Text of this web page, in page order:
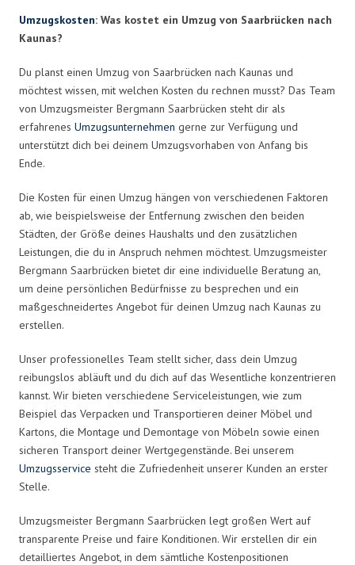
Umzugskosten: Was kostet ein Umzug von Saarbrücken nach
Kaunas?
Du planst einen Umzug von Saarbrücken nach Kaunas und
möchtest wissen, mit welchen Kosten du rechnen musst? Das Team
von Umzugsmeister Bergmann Saarbrücken steht dir als
erfahrenes Umzugsunternehmen gerne zur Verfügung und
unterstützt dich bei deinem Umzugsvorhaben von Anfang bis
Ende.
Die Kosten für einen Umzug hängen von verschiedenen Faktoren
ab, wie beispielsweise der Entfernung zwischen den beiden
Städten, der Größe deines Haushalts und den zusätzlichen
Leistungen, die du in Anspruch nehmen möchtest. Umzugsmeister
Bergmann Saarbrücken bietet dir eine individuelle Beratung an,
um deine persönlichen Bedürfnisse zu besprechen und ein
maßgeschneidertes Angebot für deinen Umzug nach Kaunas zu
erstellen.
Unser professionelles Team stellt sicher, dass dein Umzug
reibungslos abläuft und du dich auf das Wesentliche konzentrieren
kannst. Wir bieten verschiedene Serviceleistungen, wie zum
Beispiel das Verpacken und Transportieren deiner Möbel und
Kartons, die Montage und Demontage von Möbeln sowie einen
sicheren Transport deiner Wertgegenstände. Bei unserem
Umzugsservice steht die Zufriedenheit unserer Kunden an erster
Stelle.
Umzugsmeister Bergmann Saarbrücken legt großen Wert auf
transparente Preise und faire Konditionen. Wir erstellen dir ein
detailliertes Angebot, in dem sämtliche Kostenpositionen